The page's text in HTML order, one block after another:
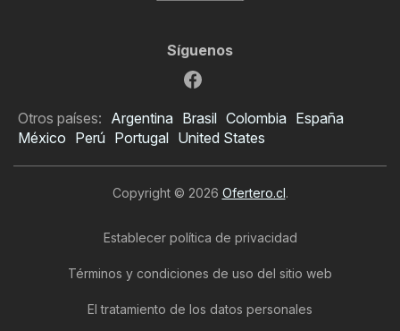
Síguenos
Otros países: Argentina Brasil Colombia España
México Perú Portugal United States
Copyright © 2026 Ofertero.cl.
Establecer política de privacidad
Términos y condiciones de uso del sitio web
El tratamiento de los datos personales